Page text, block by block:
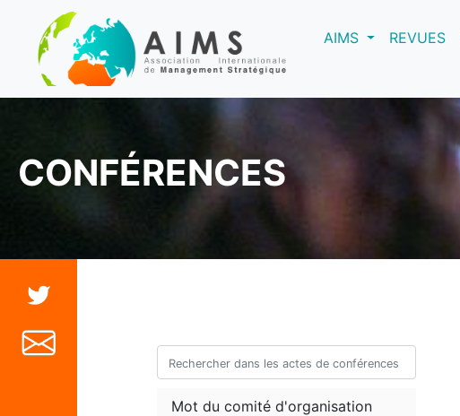
AIMS(current)REVUES
CONFÉRENCES
Mot du comité d'organisation